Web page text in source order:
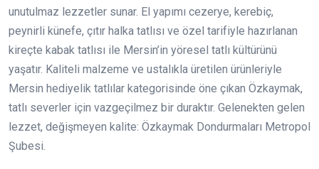
unutulmaz lezzetler sunar. El yapımı cezerye, kerebiç,
peynirli künefe, çıtır halka tatlısı ve özel tarifiyle hazırlanan
kireçte kabak tatlısı ile Mersin’in yöresel tatlı kültürünü
yaşatır. Kaliteli malzeme ve ustalıkla üretilen ürünleriyle
Mersin hediyelik tatlılar kategorisinde öne çıkan Özkaymak,
tatlı severler için vazgeçilmez bir duraktır. Gelenekten gelen
lezzet, değişmeyen kalite: Özkaymak Dondurmaları Metropol
Şubesi.